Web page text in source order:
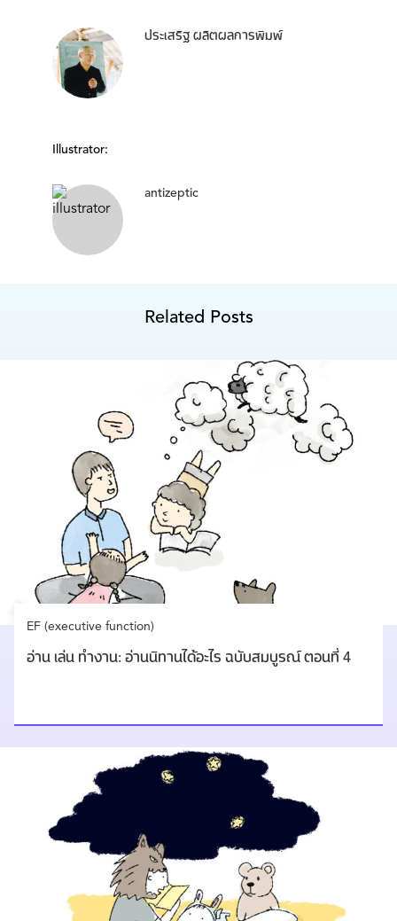
ประเสริฐ ผลิตผลการพิมพ์
Illustrator:
antizeptic
Related Posts
EF (executive function)
อ่าน เล่น ทำงาน: อ่านนิทานได้อะไร ฉบับสมบูรณ์ ตอนที่ 4